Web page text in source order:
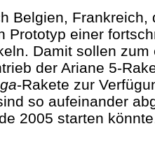
Belgien, Frankreich,
Prototyp einer
Damit sollen zum
der Ariane 5-
-Rakete zur
so aufeinander
2005 starten